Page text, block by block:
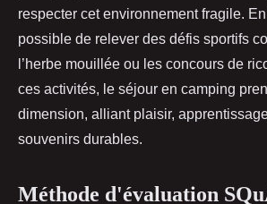
respecter cet environnement fragile.
possible de relever des défis sportifs
l’herbe mouillée ou les concours de
ces activités, le séjour en camping
dimension, alliant plaisir,
souvenirs durables.
Méthode d'évaluation